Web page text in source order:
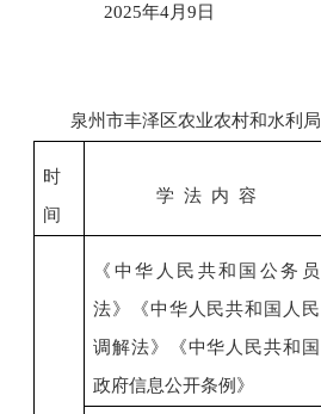
2025年4月9日
泉州市丰泽区农业农村和水利局
时
间
学 法 内 容
《中华人民共和国公务员
法》《中华人民共和国人民
调解法》《中华人民共和国
政府信息公开条例》